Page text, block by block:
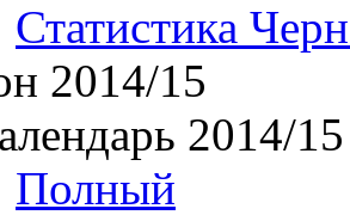
Статистика
2014/15
2014/15
Полный